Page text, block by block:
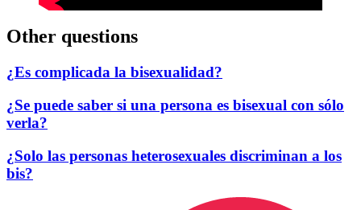
Other questions
¿Es complicada la bisexualidad?
¿Se puede saber si una persona es bisexual con sólo
verla?
¿Solo las personas heterosexuales discriminan a los
bis?